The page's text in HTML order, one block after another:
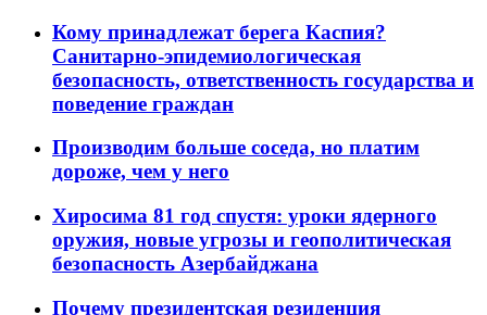
Кому принадлежат берега Каспия?
Санитарно-эпидемиологическая
безопасность, ответственность государства и
поведение граждан
Производим больше соседа, но платим
дороже, чем у него
Хиросима 81 год спустя: уроки ядерного
оружия, новые угрозы и геополитическая
безопасность Азербайджана
Почему президентская резиденция